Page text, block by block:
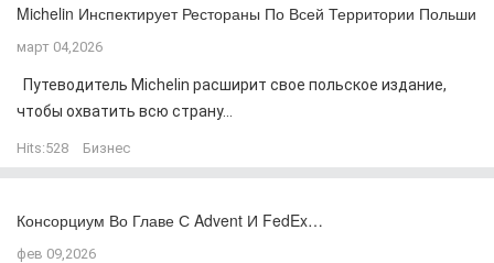
Michelin Инспектирует Рестораны По Всей Территории Польши
март 04,2026
Путеводитель Michelin расширит свое польское издание,
чтобы охватить всю страну...
Hits:528 Бизнес
Консорциум Во Главе С Advent И FedEx…
фев 09,2026